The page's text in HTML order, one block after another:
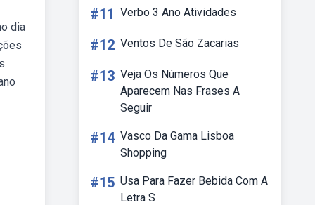
dia
#11 Verbo 3 Ano Atividades
#12 Ventos De São Zacarias
#13 Veja Os Números Que
Aparecem Nas Frases A
Seguir
#14 Vasco Da Gama Lisboa
Shopping
#15 Usa Para Fazer Bebida Com A
Letra S